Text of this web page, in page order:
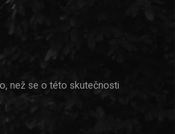
než se o této skutečnosti